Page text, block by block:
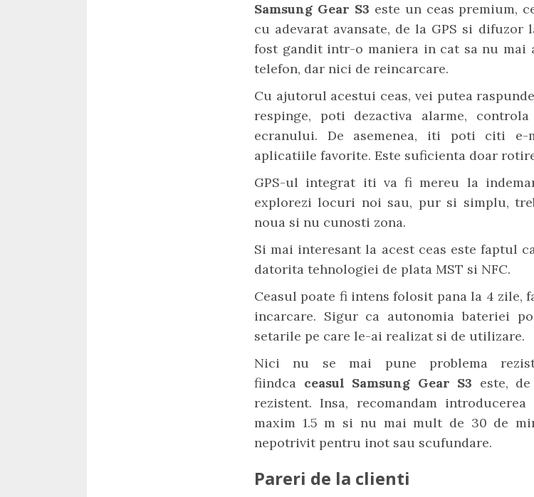
Samsung Gear S3 este un ceas premium,
cu adevarat avansate, de la GPS si
fost gandit intr-o maniera in cat sa nu mai
telefon, dar nici de reincarcare.
Cu ajutorul acestui ceas, vei putea
respinge, poti dezactiva alarme,
ecranului. De asemenea, iti poti citi e-
aplicatiile favorite. Este suficienta doar
GPS-ul integrat iti va fi mereu la
explorezi locuri noi sau, pur si simplu,
noua si nu cunosti zona.
Si mai interesant la acest ceas este faptul
datorita tehnologiei de plata MST si NFC.
Ceasul poate fi intens folosit pana la 4 zile,
incarcare. Sigur ca autonomia bateriei
setarile pe care le-ai realizat si de utilizare.
Nici nu se mai pune problema
fiindca ceasul Samsung Gear S3 este,
rezistent. Insa, recomandam
maxim 1.5 m si nu mai mult de 30 de
nepotrivit pentru inot sau scufundare.
Pareri de la clienti